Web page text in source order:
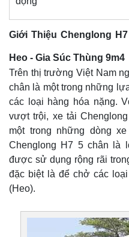
Giới Thiệu Chenglong
Heo - Gia Súc Thùng 9m4
Trên thị trường Việt Nam
chân là một trong những
các loại hàng hóa nặng.
vượt trội, xe tải
một trong những dòng
Chenglong H7 5 chân là
được sử dụng rộng rãi
đặc biệt là để chở các
(Heo).